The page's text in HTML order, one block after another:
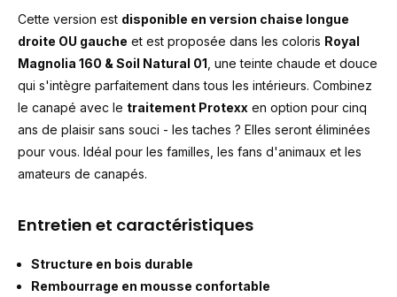
Cette version est disponible en version chaise longue
droite OU gauche et est proposée dans les coloris Royal
Magnolia 160 & Soil Natural 01 , une teinte chaude et douce
qui s'intègre parfaitement dans tous les intérieurs. Combinez
le canapé avec le traitement Protexx en option pour cinq
ans de plaisir sans souci - les taches ? Elles seront éliminées
pour vous. Idéal pour les familles, les fans d'animaux et les
amateurs de canapés.
Entretien et caractéristiques
Structure en bois durable
Rembourrage en mousse confortable